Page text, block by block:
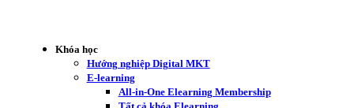
Khóa học
Hướng nghiệp Digital MKT
E-learning
All-in-One Elearning Membership